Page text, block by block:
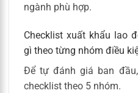
ngành phù hợp.
Checklist xuất khẩu lao
gì theo từng nhóm điều
Để tự đánh giá ban
checklist theo 5 nhóm.